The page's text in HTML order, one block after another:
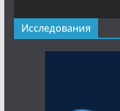
Исследования